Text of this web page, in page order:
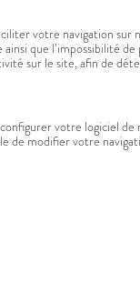
votre navigation
que l’impossibilité de
sur le site, afin de
votre logiciel de
de modifier votre